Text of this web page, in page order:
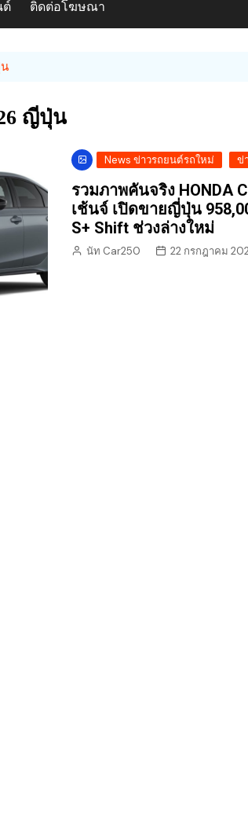
ต์ ติดต่อโฆษณา
ญี่ปุ่น
News ข่าวรถยนต์รถใหม่ ข่
รวมภาพคันจริง HONDA
เช้นจ์ เปิดขายญี่ปุ่น
S+ Shift ช่วงล่างใหม่
นัท Car250 22 กรกฎาคม